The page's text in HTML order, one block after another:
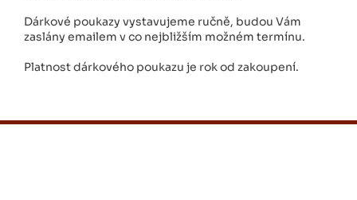
Dárkové poukazy vystavujeme ručně, budou Vám
zaslány emailem v co nejbližším možném termínu.
Platnost dárkového poukazu je rok od zakoupení.
Z